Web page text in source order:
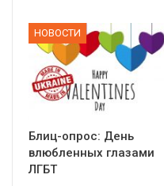
НОВОСТИ
Блиц-опрос: День
влюбленных глазами
ЛГБТ